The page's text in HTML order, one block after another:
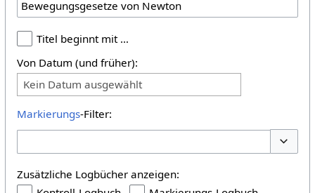
Titel beginnt mit …
Von Datum (und früher):
Kein Datum ausgewählt
Markierungs-Filter:
Zusätzliche Logbücher anzeigen: